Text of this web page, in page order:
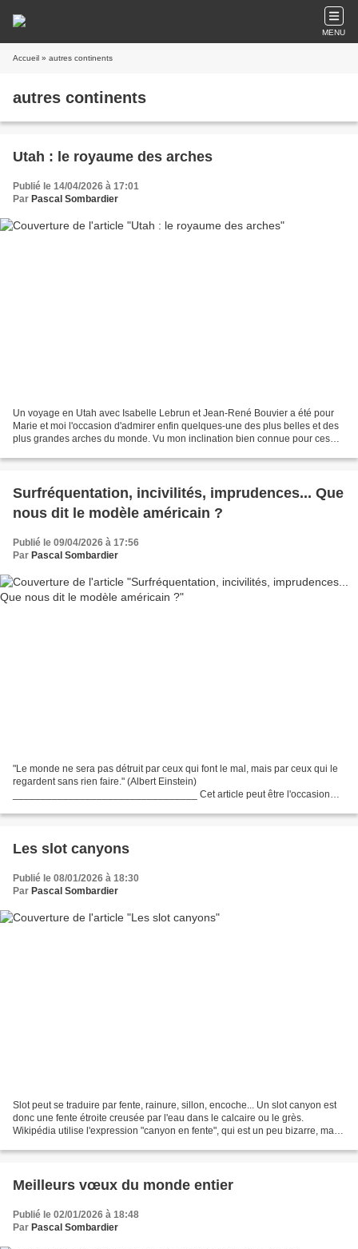
MENU
Accueil » autres continents
autres continents
Utah : le royaume des arches
Publié le 14/04/2026 à 17:01
Par Pascal Sombardier
Un voyage en Utah avec Isabelle Lebrun et Jean-René Bouvier a été pour
Marie et moi l'occasion d'admirer enfin quelques-une des plus belles et des
plus grandes arches du monde. Vu mon inclination bien connue pour ces
Surfréquentation, incivilités, imprudences... Que
nous dit le modèle américain ?
Publié le 09/04/2026 à 17:56
Par Pascal Sombardier
"Le monde ne sera pas détruit par ceux qui font le mal, mais par ceux qui le
regardent sans rien faire." (Albert Einstein)
_________________________________ Cet article peut être l'occasion
Les slot canyons
Publié le 08/01/2026 à 18:30
Par Pascal Sombardier
Slot peut se traduire par fente, rainure, sillon, encoche... Un slot canyon est
donc une fente étroite creusée par l'eau dans le calcaire ou le grès.
Wikipédia utilise l'expression "canyon en fente", qui est un peu bizarre, mais
Meilleurs vœux du monde entier
Publié le 02/01/2026 à 18:48
Par Pascal Sombardier